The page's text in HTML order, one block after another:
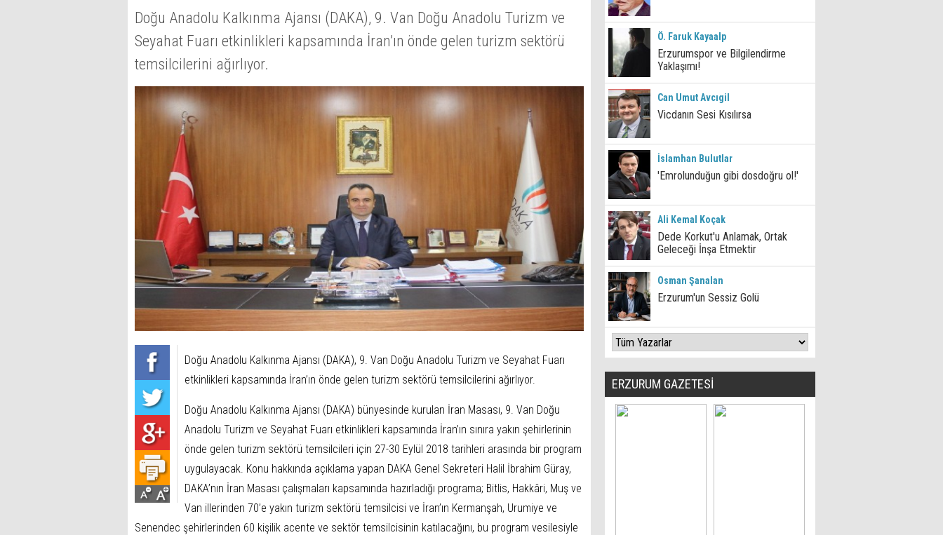
Doğu Anadolu Kalkınma Ajansı (DAKA), 9. Van Doğu Anadolu Turizm ve
Seyahat Fuarı etkinlikleri kapsamında İran’ın önde gelen turizm sektörü
temsilcilerini ağırlıyor.
Doğu Anadolu Kalkınma Ajansı (DAKA), 9. Van Doğu Anadolu Turizm ve Seyahat Fuarı
etkinlikleri kapsamında İran’ın önde gelen turizm sektörü temsilcilerini ağırlıyor.
Doğu Anadolu Kalkınma Ajansı (DAKA) bünyesinde kurulan İran Masası, 9. Van Doğu
Anadolu Turizm ve Seyahat Fuarı etkinlikleri kapsamında İran’ın sınıra yakın şehirlerinin
önde gelen turizm sektörü temsilcileri için 27-30 Eylül 2018 tarihleri arasında bir program
uygulayacak. Konu hakkında açıklama yapan DAKA Genel Sekreteri Halil İbrahim Güray,
DAKA’nın İran Masası çalışmaları kapsamında hazırladığı programa; Bitlis, Hakkâri, Muş ve
Van illerinden 70’e yakın turizm sektörü temsilcisi ve İran’ın Kermanşah, Urumiye ve
Senendec şehirlerinden 60 kişilik acente ve sektör temsilcisinin katılacağını, bu program vesilesiyle
Ö. Faruk Kayaalp
Erzurumspor ve Bilgilendirme
Yaklaşımı!
Can Umut Avcıgil
Vicdanın Sesi Kısılırsa
İslamhan Bulutlar
'Emrolunduğun gibi dosdoğru ol!'
Ali Kemal Koçak
Dede Korkut'u Anlamak, Ortak
Geleceği İnşa Etmektir
Osman Şanalan
Erzurum'un Sessiz Golü
ERZURUM GAZETESİ